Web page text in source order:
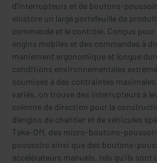
d'interrupteurs et de boutons-
elostore un large portefeuille de
commande et le contrôle. Conçus
engins mobiles et des commandes à
maniement ergonomique et longue
conditions environnementales
soumises à des contraintes
variés, on trouve des interrupteurs à
colonne de direction pour la
d'engins de chantier et de véhicules
Take-Off, des micro-boutons-
poussoirs ainsi que des boutons-
accélérateurs manuels, tels qu'ils sont